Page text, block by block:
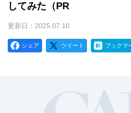
してみた（PR
更新日：2025.07.10
シェア ツイート ブックマ